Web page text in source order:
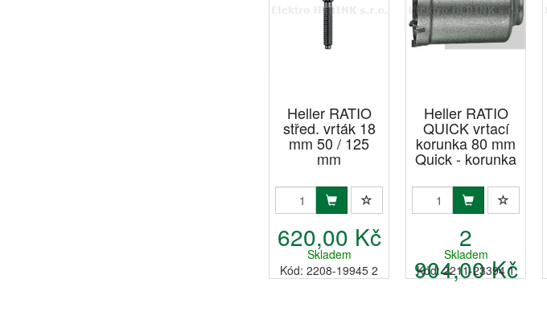
Heller RATIO
střed. vrták 18
mm 50 / 125
mm
620,00 Kč
Skladem
Kód: 2208-19945 2
Heller RATIO
QUICK vrtací
korunka 80 mm
Quick - korunka
2
904,00 Kč
Skladem
Kód: 2211-23394 1